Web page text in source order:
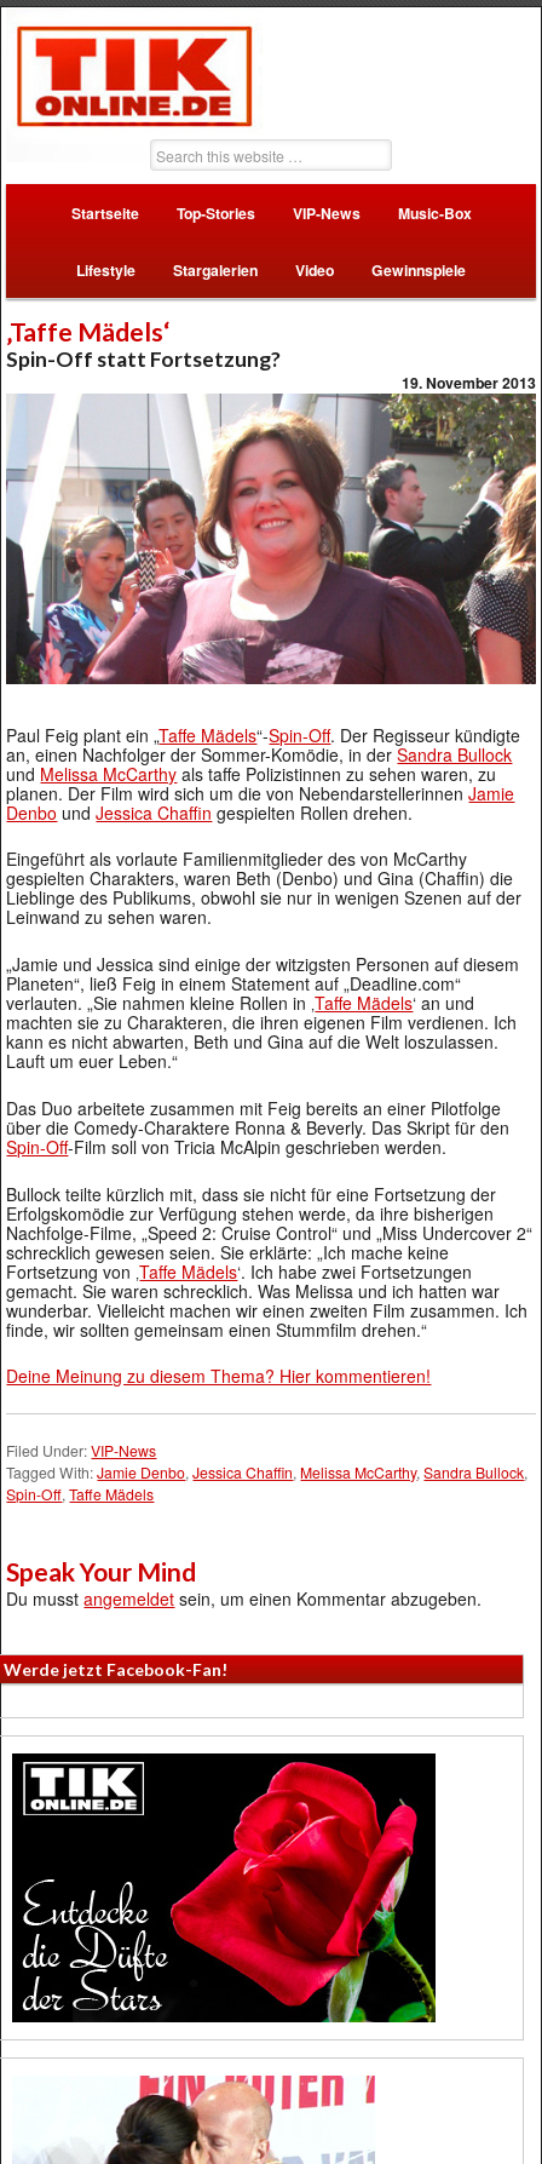
Startseite Top-Stories VIP-News Music-Box
Lifestyle Stargalerien Video Gewinnspiele
‚Taffe Mädels‘
Spin-Off statt Fortsetzung?
19. November 2013
Paul Feig plant ein „Taffe Mädels“-Spin-Off. Der Regisseur kündigte
an, einen Nachfolger der Sommer-Komödie, in derSandra Bullock
und Melissa McCarthy als taffe Polizistinnen zu sehen waren, zu
planen. Der Film wird sich um die von NebendarstellerinnenJamie
Denbo undJessica Chaffin gespielten Rollen drehen.
Eingeführt als vorlaute Familienmitglieder des von McCarthy
gespielten Charakters, waren Beth (Denbo) und Gina (Chaffin) die
Lieblinge des Publikums, obwohl sie nur in wenigen Szenen auf der
Leinwand zu sehen waren.
„Jamie und Jessica sind einige der witzigsten Personen auf diesem
Planeten“, ließ Feig in einem Statement auf „Deadline.com“
verlauten. „Sie nahmen kleine Rollen in ‚Taffe Mädels‘ an und
machten sie zu Charakteren, die ihren eigenen Film verdienen. Ich
kann es nicht abwarten, Beth und Gina auf die Welt loszulassen.
Lauft um euer Leben.“
Das Duo arbeitete zusammen mit Feig bereits an einer Pilotfolge
über die Comedy-Charaktere Ronna & Beverly. Das Skript für den
Spin-Off-Film soll von Tricia McAlpin geschrieben werden.
Bullock teilte kürzlich mit, dass sie nicht für eine Fortsetzung der
Erfolgskomödie zur Verfügung stehen werde, da ihre bisherigen
Nachfolge-Filme, „Speed 2: Cruise Control“ und „Miss Undercover 2“
schrecklich gewesen seien. Sie erklärte: „Ich mache keine
Fortsetzung von ‚Taffe Mädels‘. Ich habe zwei Fortsetzungen
gemacht. Sie waren schrecklich. Was Melissa und ich hatten war
wunderbar. Vielleicht machen wir einen zweiten Film zusammen. Ich
finde, wir sollten gemeinsam einen Stummfilm drehen.“
Deine Meinung zu diesem Thema? Hier kommentieren!
Filed Under:VIP-News
Tagged With:Jamie Denbo,Jessica Chaffin, Melissa McCarthy,Sandra Bullock,
Spin-Off,Taffe Mädels
Speak Your Mind
Du musstangemeldet sein, um einen Kommentar abzugeben.
Werde jetzt Facebook-Fan!